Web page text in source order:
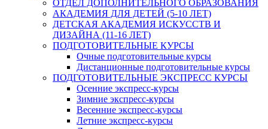
ОТДЕЛ ДОПОЛНИТЕЛЬНОГО ОБРАЗОВАНИЯ
АКАДЕМИЯ ДЛЯ ДЕТЕЙ (5-10 ЛЕТ)
ДЕТСКАЯ АКАДЕМИЯ ИСКУССТВ И
ДИЗАЙНА (11-16 ЛЕТ)
ПОДГОТОВИТЕЛЬНЫЕ КУРСЫ
Очные подготовительные курсы
Дистанционные подготовительные курсы
ПОДГОТОВИТЕЛЬНЫЕ ЭКСПРЕСС КУРСЫ
Осенние экспресс-курсы
Зимние экспресс-курсы
Весенние экспресс-курсы
Летние экспресс-курсы